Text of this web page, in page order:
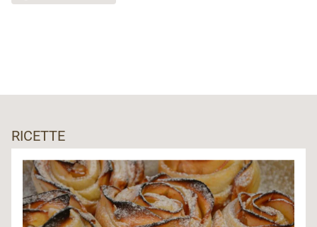
RICETTE